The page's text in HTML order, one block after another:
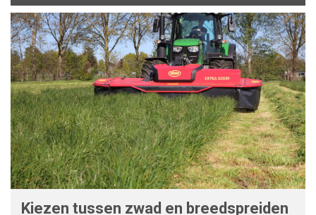
Kiezen tussen zwad en breedspreiden